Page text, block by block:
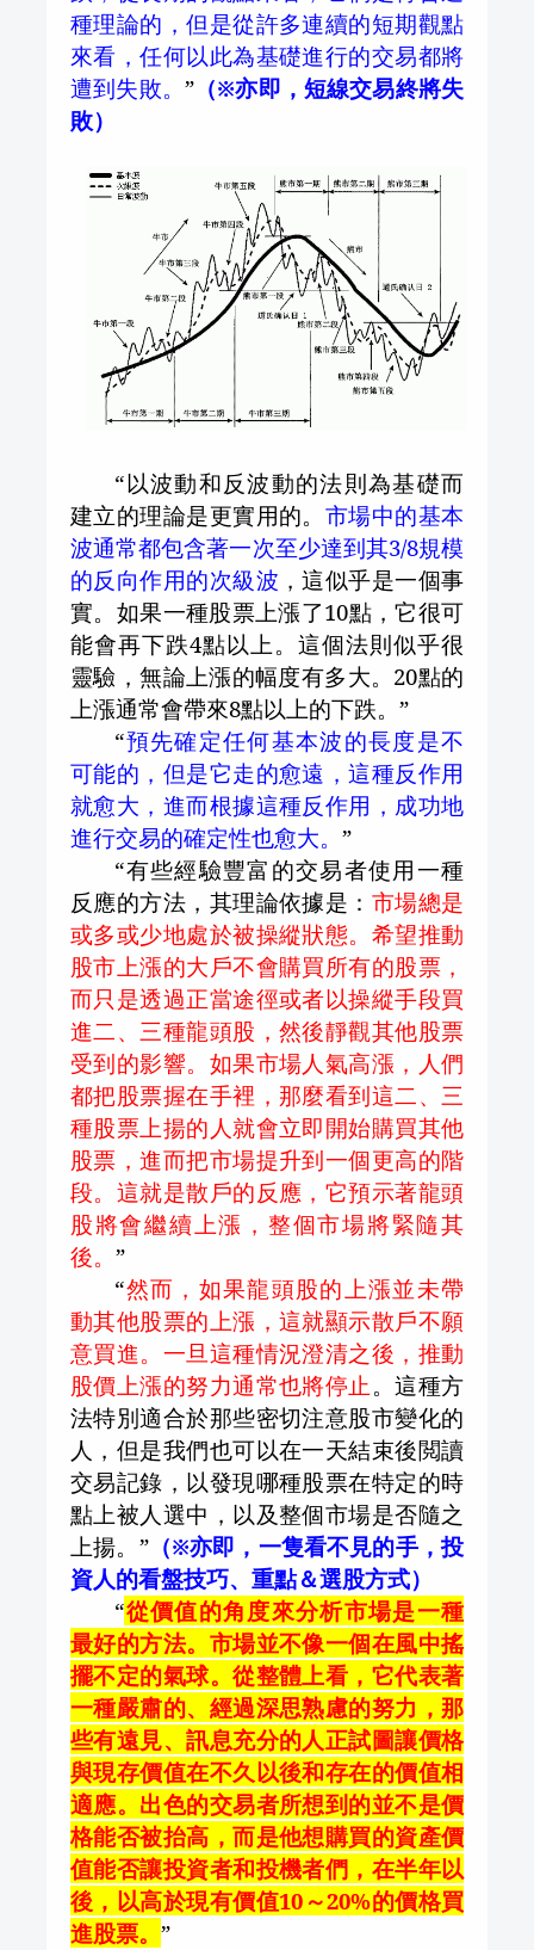
種理論的，但是從許多連續的短期觀點
來看，任何以此為基礎進行的交易都將
遭到失敗。 ”（※亦即，短線交易終將失
敗）
“以波動和反波動的法則為基礎而
建立的理論是更實用的。 市場中的基本
波通常都包含著一次至少達到其3/8規模
的反向作用的次級波 ，這似乎是一個事
實。如果一種股票上漲了10點，它很可
能會再下跌4點以上。這個法則似乎很
靈驗，無論上漲的幅度有多大。 20點的
上漲通常會帶來8點以上的下跌。”
“預先確定任何基本波的長度是不
可能的，但是它走的愈遠，這種反作用
就愈大，進而根據這種反作用，成功地
進行交易的確定性也愈大。 ”
“有些經驗豐富的交易者使用一種
反應的方法，其理論依據是： 市場總是
或多或少地處於被操縱狀態。希望推動
股市上漲的大戶不會購買所有的股票，
而只是透過正當途徑或者以操縱手段買
進二、三種龍頭股，然後靜觀其他股票
受到的影響。如果市場人氣高漲，人們
都把股票握在手裡，那麼看到這二、三
種股票上揚的人就會立即開始購買其他
股票，進而把市場提升到一個更高的階
段。這就是散戶的反應，它預示著龍頭
股將會繼續上漲，整個市場將緊隨其
後。 ”
“然而，如果龍頭股的上漲並未帶
動其他股票的上漲，這就顯示散戶不願
意買進。一旦這種情況澄清之後，推動
股價上漲的努力通常也將停止。這種方
法特別適合於那些密切注意股市變化的
人，但是我們也可以在一天結束後閲讀
交易記錄，以發現哪種股票在特定的時
點上被人選中，以及整個市場是否隨之
上揚。”（※亦即，一隻看不見的手，投
資人的看盤技巧、重點＆選股方式）
“從價值的角度來分析市場是一種
最好的方法。市場並不像一個在風中搖
擺不定的氣球。從整體上看，它代表著
一種嚴肅的、經過深思熟慮的努力，那
些有遠見、訊息充分的人正試圖讓價格
與現存價值在不久以後和存在的價值相
適應。出色的交易者所想到的並不是價
格能否被抬高，而是他想購買的資產價
值能否讓投資者和投機者們，在半年以
後，以高於現有價值10 ～20%的價格買
進股票。 ”